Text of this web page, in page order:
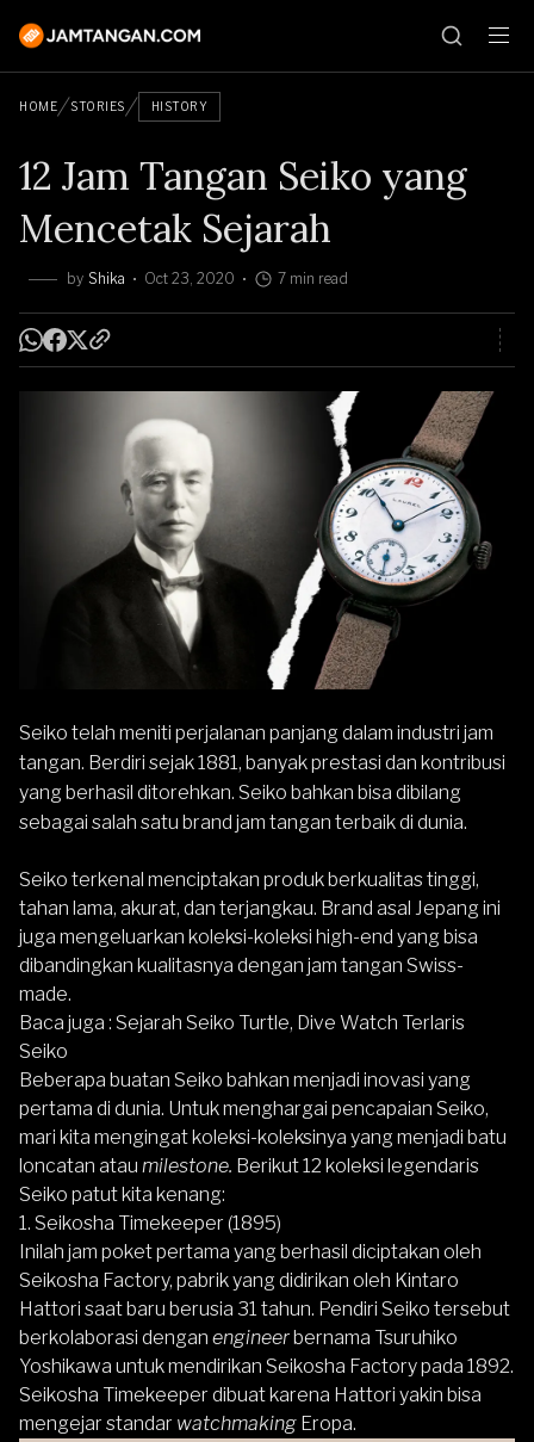
HOME STORIES HISTORY
12 Jam Tangan Seiko yang
Mencetak Sejarah
by Shika Oct 23, 2020 7 min read
Seiko telah meniti perjalanan panjang dalam industri jam
tangan. Berdiri sejak 1881, banyak prestasi dan kontribusi
yang berhasil ditorehkan. Seiko bahkan bisa dibilang
sebagai salah satu brand jam tangan terbaik di dunia.
Seiko terkenal menciptakan produk berkualitas tinggi,
tahan lama, akurat, dan terjangkau. Brand asal Jepang ini
juga mengeluarkan koleksi-koleksi high-end yang bisa
dibandingkan kualitasnya dengan jam tangan Swiss-
made.
Baca juga : Sejarah Seiko Turtle, Dive Watch Terlaris
Seiko
Beberapa buatan Seiko bahkan menjadi inovasi yang
pertama di dunia. Untuk menghargai pencapaian Seiko,
mari kita mengingat koleksi-koleksinya yang menjadi batu
loncatan atau milestone. Berikut 12 koleksi legendaris
Seiko patut kita kenang:
1. Seikosha Timekeeper (1895)
Inilah jam poket pertama yang berhasil diciptakan oleh
Seikosha Factory, pabrik yang didirikan oleh Kintaro
Hattori saat baru berusia 31 tahun. Pendiri Seiko tersebut
berkolaborasi dengan engineerbernama Tsuruhiko
Yoshikawa untuk mendirikan Seikosha Factory pada 1892.
Seikosha Timekeeper dibuat karena Hattori yakin bisa
mengejar standar watchmaking Eropa.